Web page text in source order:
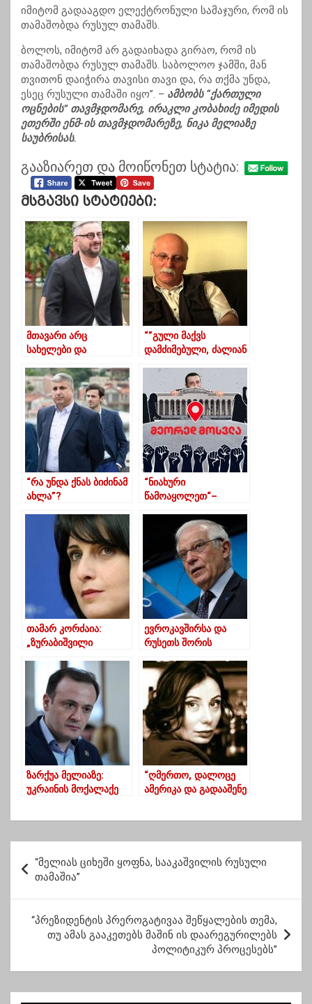
იმიტომ გადააგდო ელექტრონული სამაჯური, რომ ის
თამაშობდა რუსულ თამაშს.
ბოლოს, იმიტომ არ გადაიხადა გირაო, რომ ის
თამაშობდა რუსულ თამაშს. საბოლოო ჯამში, მან
თვითონ დაიჭირა თავისი თავი და, რა თქმა უნდა,
ესეც რუსული თამაში იყო”. – ამბობს “ქართული
ოცნების” თავმჯდომარე, ირაკლი კობახიძე იმედის
ეთერში ენმ-ის თავმჯდომარეზე, ნიკა მელიაზე
საუბრისას.
გააზიარეთ და მოიწონეთ სტატია:
Მსგავსი Სტატიები:
მთავარი არც
სახელები და
პარტიების
სახელწოდებები,
მთავარია ერთობა –
ნიკა გვარამია
“”გული მაქვს
დამძიმებული, ძალიან
“რა უნდა ქნას ბიძინამ
ახლა”?
“ნიახური
წამოაყოლეთ“–
ღარიბაშვილის
“მეორედ მოსვლას“
პარლამენტთან
აქციით აღნიშნავს
თამარ კორძაია:
„ზურაბიშვილი
ჩრდილიდან
გამოსვლას
ცდილობს“
ევროკავშირსა და
რუსეთს შორის
რთულდება –
ბორელი
ზარქუა მელიაზე:
უკრაინის მოქალაქე
“ღმერთო, დალოცე
ამერიკა და გადააშენე
ო
ს
“მელიას ციხეში ყოფნა, სააკაშვილის რუსული
თამაშია”
“პრეზიდენტის პრეროგატივაა შეწყალების თემა,
თუ ამას გააკეთებს მაშინ ის დაარეგურილებს
პოლიტიკურ პროცესებს”